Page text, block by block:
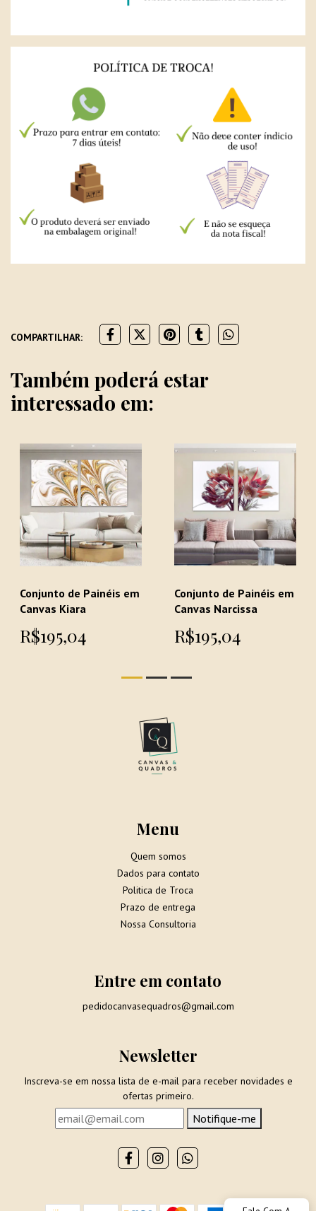
COMPARTILHAR:
Também poderá estar
interessado em:
Conjunto de Painéis em
Canvas Kiara
R$195,04
Conjunto de Painéis em
Canvas Narcissa
R$195,04
Menu
Quem somos
Dados para contato
Politica de Troca
Prazo de entrega
Nossa Consultoria
Entre em contato
pedidocanvasequadros@gmail.com
Newsletter
Inscreva-se em nossa lista de e-mail para receber novidades e
ofertas primeiro.
Notifique-me